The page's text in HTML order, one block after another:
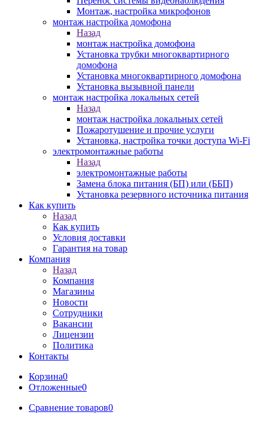
Монтаж, настройка микрофонов
монтаж настройка домофона
Назад
монтаж настройка домофона
Установка трубки многоквартирного
домофона
Установка многоквартирного домофона
Установка вызывной панели
монтаж настройка локальных сетей
Назад
монтаж настройка локальных сетей
Пожаротушение и прочие услуги
Установка, настройка точки доступа Wi-Fi
электромонтажные работы
Назад
электромонтажные работы
Замена блока питания (БП) или (ББП)
Установка резервного источника питания
Как купить
Назад
Как купить
Условия доставки
Гарантия на товар
Компания
Назад
Компания
Магазины
Новости
Сотрудники
Вакансии
Лицензии
Политика
Контакты
Корзина0
Отложенные0
Сравнение товаров0